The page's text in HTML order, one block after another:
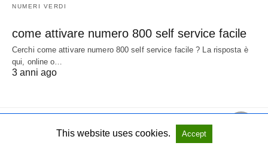
NUMERI VERDI
come attivare numero 800 self service facile
Cerchi come attivare numero 800 self service facile ? La risposta è
qui, online o…
3 anni ago
All Rights Reserved View Non-AMP Version
This website uses cookies. Accept